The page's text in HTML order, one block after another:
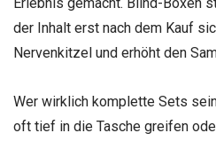
der Inhalt erst nach dem Kauf
Nervenkitzel und erhöht den
Wer wirklich komplette Sets
oft tief in die Tasche greifen